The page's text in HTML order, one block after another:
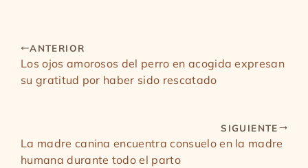
ANTERIOR
Los ojos amorosos del perro en acogida expresan
su gratitud por haber sido rescatado
SIGUIENTE
La madre canina encuentra consuelo en la madre
humana durante todo el parto